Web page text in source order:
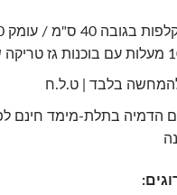
בלבד | ט.ל.ח
הדמיה בתלת-מימד חינם